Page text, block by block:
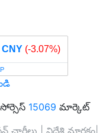
CNY (-3.07%)
15069 మార్కెట్
ఛార్జీలు | విదేశి మారకం|